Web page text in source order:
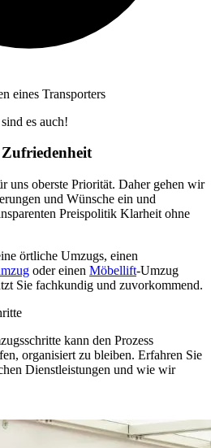
eines Transporters
es auch!
uns oberste Priorität. Daher gehen wir
und Wünsche ein und
Preispolitik Klarheit ohne
örtliche Umzugs, einen
oder einen Möbellift-Umzug
Sie fachkundig und zuvorkommend.
kann den Prozess
organisiert zu bleiben. Erfahren Sie
Dienstleistungen und wie wir